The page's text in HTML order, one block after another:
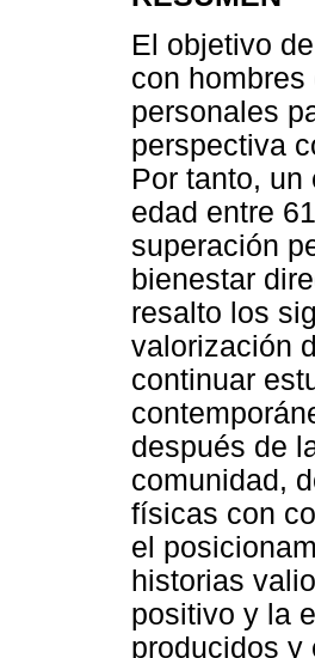
El objetivo
con
personales
perspectiva
Por tanto,
edad entre
superación
bienestar
resalto los
valorización
continuar
después de
comunidad,
físicas con
el
historias
positivo y la
producidos y